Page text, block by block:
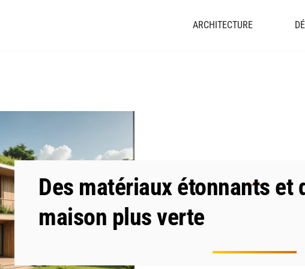
ARCHITECTURE
Des matériaux étonnants et
maison plus verte